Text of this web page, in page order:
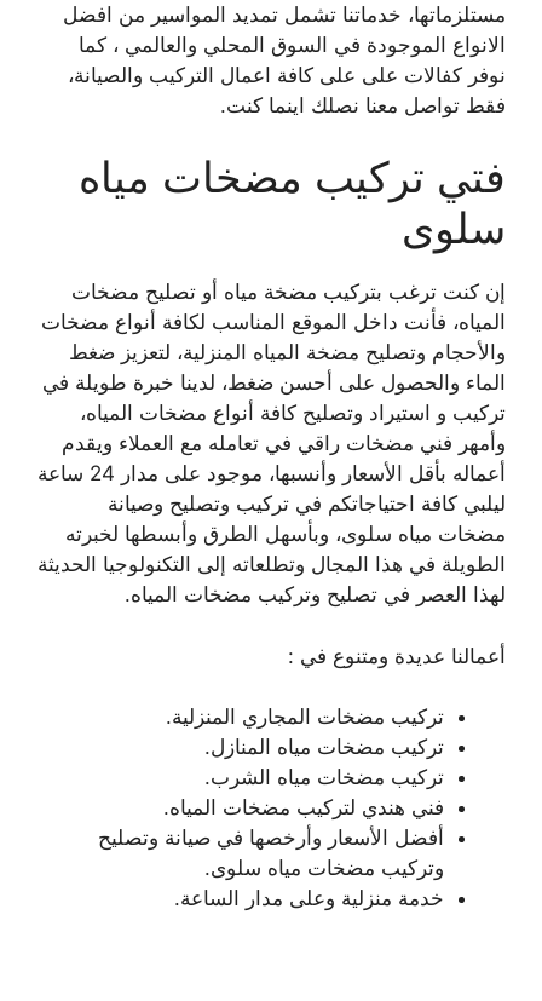
مستلزماتها، خدماتنا تشمل تمديد المواسير من افضل
الانواع الموجودة في السوق المحلي والعالمي ، كما
نوفر كفالات على على كافة اعمال التركيب والصيانة،
فقط تواصل معنا نصلك اينما كنت.
فتي تركيب مضخات مياه
سلوى
إن كنت ترغب بتركيب مضخة مياه أو تصليح مضخات
المياه، فأنت داخل الموقع المناسب لكافة أنواع مضخات
والأحجام وتصليح مضخة المياه المنزلية، لتعزيز ضغط
الماء والحصول على أحسن ضغط، لدينا خبرة طويلة في
تركيب و استيراد وتصليح كافة أنواع مضخات المياه،
وأمهر فني مضخات راقي في تعامله مع العملاء ويقدم
أعماله بأقل الأسعار وأنسبها، موجود على مدار 24 ساعة
ليلبي كافة احتياجاتكم في تركيب وتصليح وصيانة
مضخات مياه سلوى، وبأسهل الطرق وأبسطها لخبرته
الطويلة في هذا المجال وتطلعاته إلى التكنولوجيا الحديثة
لهذا العصر في تصليح وتركيب مضخات المياه.
أعمالنا عديدة ومتنوع في :
تركيب مضخات المجاري المنزلية.
تركيب مضخات مياه المنازل.
تركيب مضخات مياه الشرب.
فني هندي لتركيب مضخات المياه.
أفضل الأسعار وأرخصها في صيانة وتصليح
وتركيب مضخات مياه سلوى.
خدمة منزلية وعلى مدار الساعة.